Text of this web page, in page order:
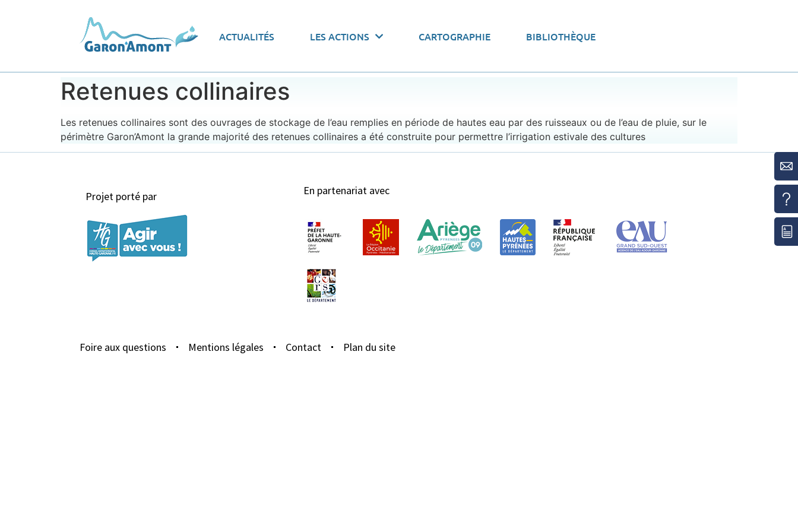
ACTUALITÉS LES ACTIONS CARTOGRAPHIE BIBLIOTHÈQUE
Vue d’ensemble Les actions par thématiques
Retenues collinaires
Les retenues collinaires sont des ouvrages de stockage de l’eau remplies en période de hautes eau par des ruisseaux ou de l’eau de pluie, sur le
périmètre Garon’Amont la grande majorité des retenues collinaires a été construite pour permettre l’irrigation estivale des cultures
Projet porté par En partenariat avec
Foire aux questions Mentions légales Contact Plan du site